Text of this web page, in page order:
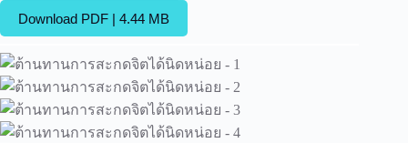
Download PDF | 4.44 MB